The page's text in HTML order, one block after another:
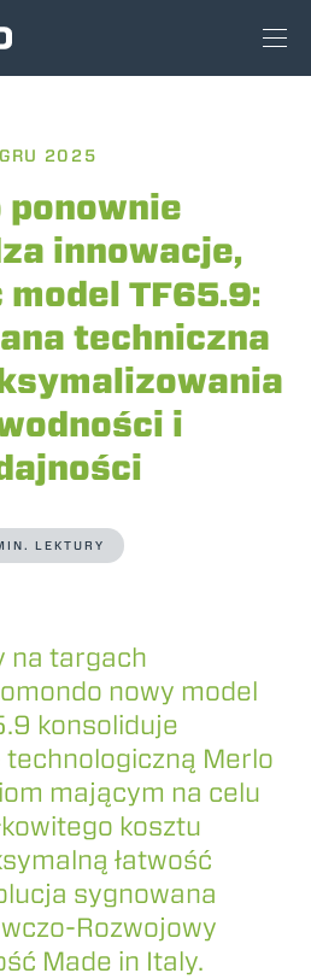
2025
ponownie
innowacje,
TF65.9:
techniczna
i
LEKTURY
na targach
nowy model
konsoliduje
Merlo
mającym na celu
kosztu
łatwość
sygnowana
Rozwojowy
Made in Italy.